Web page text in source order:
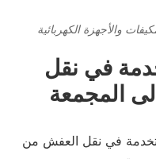
والأجهزة الكهربائية
في نقل
المجمعة